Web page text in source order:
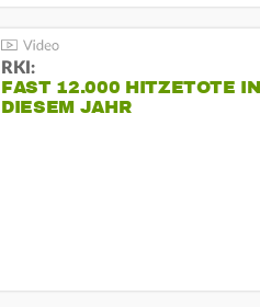
RKI:
FAST 12.000 HITZETOTE IN
DIESEM JAHR